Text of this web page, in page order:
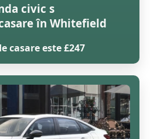
civic s
în Whitefield
casare este £247